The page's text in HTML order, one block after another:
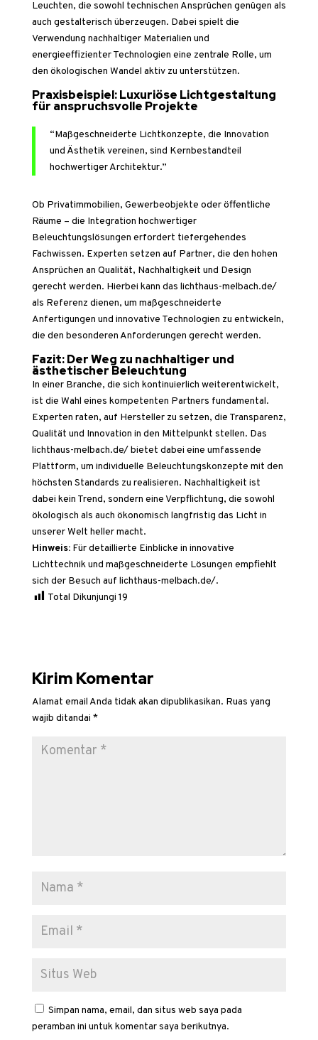
Leuchten, die sowohl technischen Ansprüchen genügen als
auch gestalterisch überzeugen. Dabei spielt die
Verwendung nachhaltiger Materialien und
energieeffizienter Technologien eine zentrale Rolle, um
den ökologischen Wandel aktiv zu unterstützen.
Praxisbeispiel: Luxuriöse Lichtgestaltung
für anspruchsvolle Projekte
“Maßgeschneiderte Lichtkonzepte, die Innovation
und Ästhetik vereinen, sind Kernbestandteil
hochwertiger Architektur.”
Ob Privatimmobilien, Gewerbeobjekte oder öffentliche
Räume – die Integration hochwertiger
Beleuchtungslösungen erfordert tiefergehendes
Fachwissen. Experten setzen auf Partner, die den hohen
Ansprüchen an Qualität, Nachhaltigkeit und Design
gerecht werden. Hierbei kann das lichthaus-melbach.de/
als Referenz dienen, um maßgeschneiderte
Anfertigungen und innovative Technologien zu entwickeln,
die den besonderen Anforderungen gerecht werden.
Fazit: Der Weg zu nachhaltiger und
ästhetischer Beleuchtung
In einer Branche, die sich kontinuierlich weiterentwickelt,
ist die Wahl eines kompetenten Partners fundamental.
Experten raten, auf Hersteller zu setzen, die Transparenz,
Qualität und Innovation in den Mittelpunkt stellen. Das
lichthaus-melbach.de/ bietet dabei eine umfassende
Plattform, um individuelle Beleuchtungskonzepte mit den
höchsten Standards zu realisieren. Nachhaltigkeit ist
dabei kein Trend, sondern eine Verpflichtung, die sowohl
ökologisch als auch ökonomisch langfristig das Licht in
unserer Welt heller macht.
Hinweis:Für detaillierte Einblicke in innovative
Lichttechnik und maßgeschneiderte Lösungen empfiehlt
sich der Besuch auf lichthaus-melbach.de/.
Total Dikunjungi 19
Kirim Komentar
Alamat email Anda tidak akan dipublikasikan. Ruas yang
wajib ditandai *
Simpan nama, email, dan situs web saya pada
peramban ini untuk komentar saya berikutnya.